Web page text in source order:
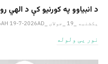
د انبیاوو په کورنیو کې د الهي
یکشنبه _19 _جولای _2026AH 19-7-2026AD
نور یی ولوله